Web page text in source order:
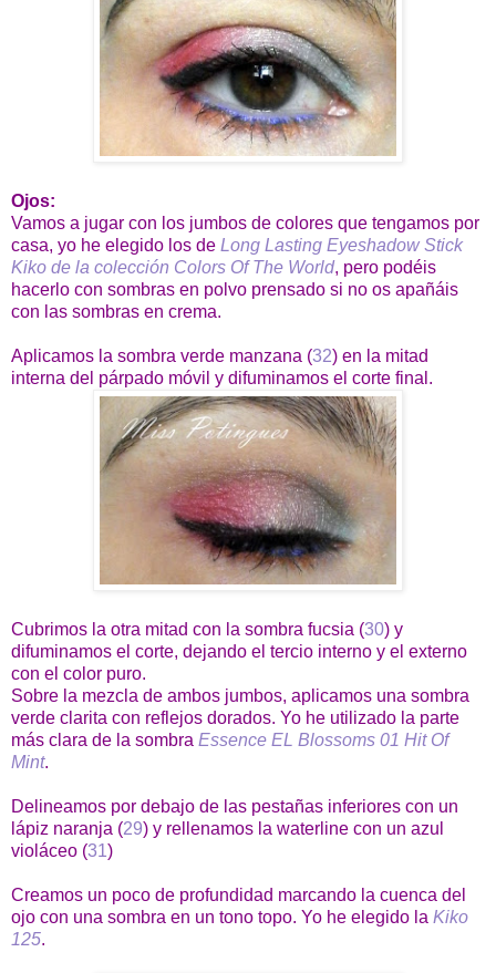
Ojos:
Vamos a jugar con los jumbos de colores que tengamos por
casa, yo he elegido los de Long Lasting Eyeshadow Stick
Kiko de la colección Colors Of The World, pero podéis
hacerlo con sombras en polvo prensado si no os apañáis
con las sombras en crema.
Aplicamos la sombra verde manzana (32) en la mitad
interna del párpado móvil y difuminamos el corte final.
Cubrimos la otra mitad con la sombra fucsia (30) y
difuminamos el corte, dejando el tercio interno y el externo
con el color puro.
Sobre la mezcla de ambos jumbos, aplicamos una sombra
verde clarita con reflejos dorados. Yo he utilizado la parte
más clara de la sombra Essence EL Blossoms 01 Hit Of
Mint.
Delineamos por debajo de las pestañas inferiores con un
lápiz naranja (29) y rellenamos la waterline con un azul
violáceo (31)
Creamos un poco de profundidad marcando la cuenca del
ojo con una sombra en un tono topo. Yo he elegido la Kiko
125.